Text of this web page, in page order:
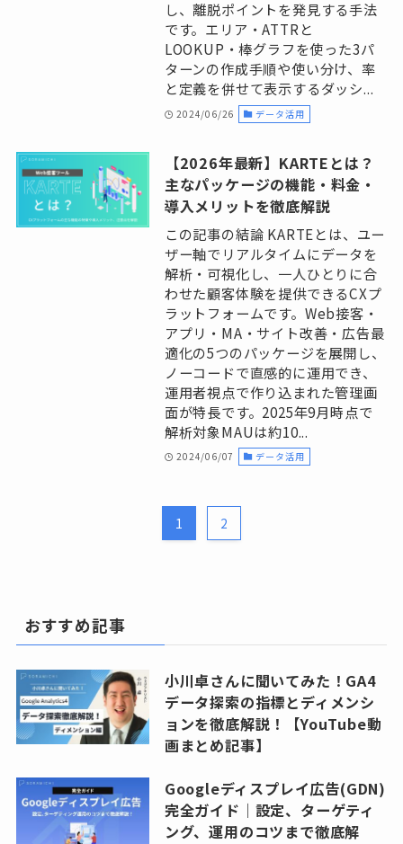
し、離脱ポイントを発見する手法
です。エリア・ATTRと
LOOKUP・棒グラフを使った3パ
ターンの作成手順や使い分け、率
と定義を併せて表示するダッシ...
2024/06/26 データ活用
【2026年最新】KARTEとは？
主なパッケージの機能・料金・
導入メリットを徹底解説
この記事の結論 KARTEとは、ユー
ザー軸でリアルタイムにデータを
解析・可視化し、一人ひとりに合
わせた顧客体験を提供できるCXプ
ラットフォームです。Web接客・
アプリ・MA・サイト改善・広告最
適化の5つのパッケージを展開し、
ノーコードで直感的に運用でき、
運用者視点で作り込まれた管理画
面が特長です。2025年9月時点で
解析対象MAUは約10...
2024/06/07 データ活用
1 2
おすすめ記事
小川卓さんに聞いてみた！GA4
データ探索の指標とディメンシ
ョンを徹底解説！【YouTube動
画まとめ記事】
Googleディスプレイ広告(GDN)
完全ガイド｜設定、ターゲティ
ング、運用のコツまで徹底解